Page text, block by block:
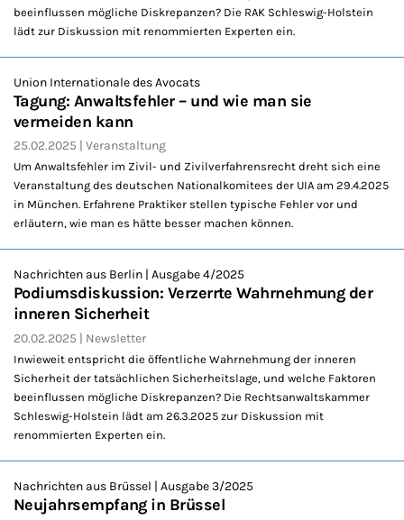
beeinflussen mögliche Diskrepanzen? Die RAK Schleswig-Holstein
lädt zur Diskussion mit renommierten Experten ein.
Union Internationale des Avocats
Tagung: Anwaltsfehler – und wie man sie
vermeiden kann
25.02.2025 Veranstaltung
Um Anwaltsfehler im Zivil- und Zivilverfahrensrecht dreht sich eine
Veranstaltung des deutschen Nationalkomitees der UIA am 29.4.2025
in München. Erfahrene Praktiker stellen typische Fehler vor und
erläutern, wie man es hätte besser machen können.
Nachrichten aus Berlin | Ausgabe 4/2025
Podiumsdiskussion: Verzerrte Wahrnehmung der
inneren Sicherheit
20.02.2025 Newsletter
Inwieweit entspricht die öffentliche Wahrnehmung der inneren
Sicherheit der tatsächlichen Sicherheitslage, und welche Faktoren
beeinflussen mögliche Diskrepanzen? Die Rechtsanwaltskammer
Schleswig-Holstein lädt am 26.3.2025 zur Diskussion mit
renommierten Experten ein.
Nachrichten aus Brüssel | Ausgabe 3/2025
Neujahrsempfang in Brüssel